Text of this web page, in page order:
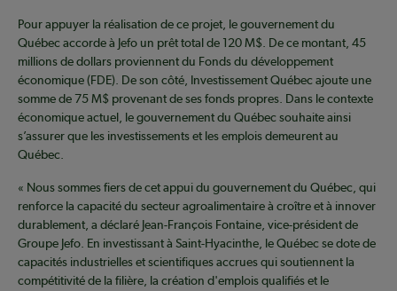
Pour appuyer la réalisation de ce projet, le gouvernement du
Québec accorde à Jefo un prêt total de 120 M$. De ce montant, 45
millions de dollars proviennent du Fonds du développement
économique (FDE). De son côté, Investissement Québec ajoute une
somme de 75 M$ provenant de ses fonds propres. Dans le contexte
économique actuel, le gouvernement du Québec souhaite ainsi
s’assurer que les investissements et les emplois demeurent au
Québec.
« Nous sommes fiers de cet appui du gouvernement du Québec, qui
renforce la capacité du secteur agroalimentaire à croître et à innover
durablement, a déclaré Jean-François Fontaine, vice-président de
Groupe Jefo. En investissant à Saint-Hyacinthe, le Québec se dote de
capacités industrielles et scientifiques accrues qui soutiennent la
compétitivité de la filière, la création d'emplois qualifiés et le